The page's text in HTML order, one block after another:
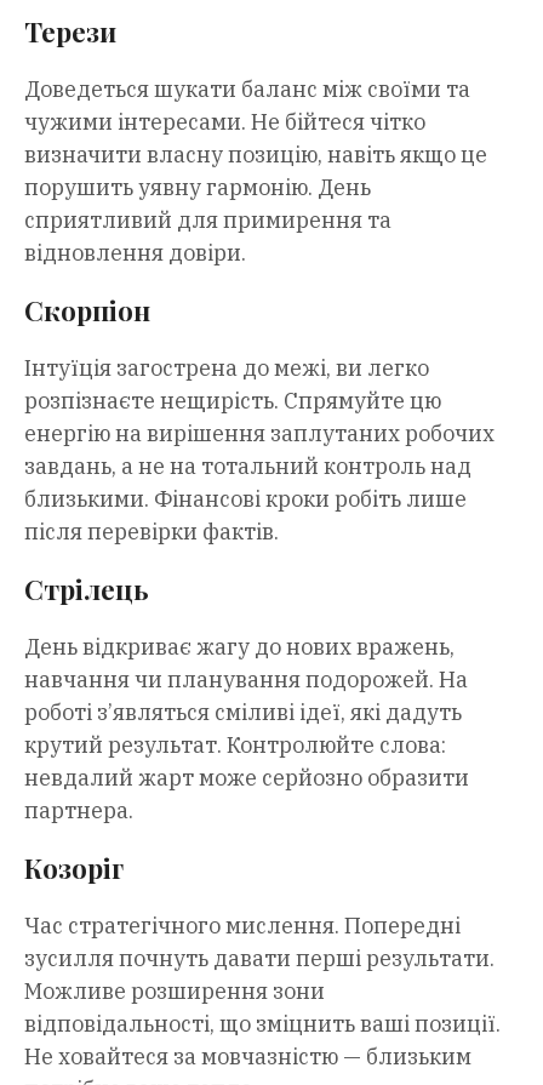
Терези
Доведеться шукати баланс між своїми та
чужими інтересами. Не бійтеся чітко
визначити власну позицію, навіть якщо це
порушить уявну гармонію. День
сприятливий для примирення та
відновлення довіри.
Скорпіон
Інтуїція загострена до межі, ви легко
розпізнаєте нещирість. Спрямуйте цю
енергію на вирішення заплутаних робочих
завдань, а не на тотальний контроль над
близькими. Фінансові кроки робіть лише
після перевірки фактів.
Стрілець
День відкриває жагу до нових вражень,
навчання чи планування подорожей. На
роботі з’являться сміливі ідеї, які дадуть
крутий результат. Контролюйте слова:
невдалий жарт може серйозно образити
партнера.
Козоріг
Час стратегічного мислення. Попередні
зусилля почнуть давати перші результати.
Можливе розширення зони
відповідальності, що зміцнить ваші позиції.
Не ховайтеся за мовчазністю — близьким